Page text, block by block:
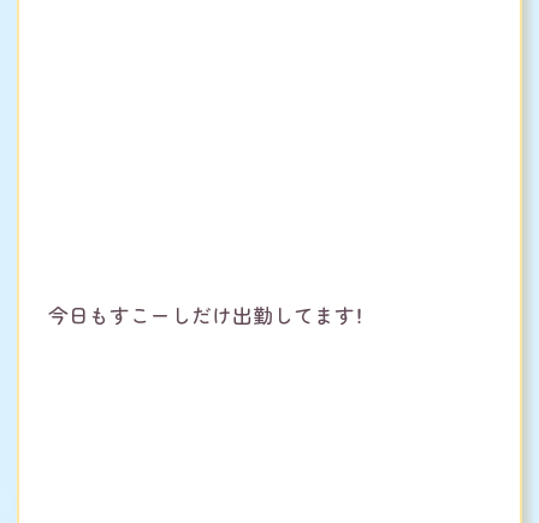
今日もすこーしだけ出勤してます！